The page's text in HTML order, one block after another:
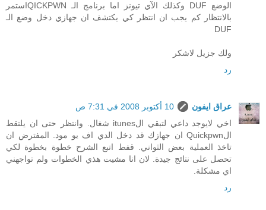
الوضع DUF وكذلك الآي تيونز اما برنامج الـ QICKPWNاستمر
بالانتظار كم يجب ان انتظر كي يكتشف ان جهازي دخل وضع الـ
DUF
ولك جزيل لاشكر
رد
عراق ايفون
10 أكتوبر 2008 في 7:31 ص
اخي لايوجد داعي لتبقي الitunes شغال. وانتظر حتى ان يلتقط
الQuickpwn ان جهازك قد دخل الدي اف يو مود. المفترض ان
تاخذ العملية بعض الثواني. قفط اتبع الشرح خطوة بخطوة لكي
تحصل على نتائج جيدة. لان انا مشيت هذي الخطوات ولم تواجهني
اي مشكلة.
رد